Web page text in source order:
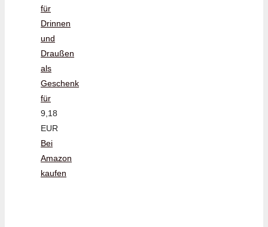
für
Drinnen
und
Draußen
als
Geschenk
für
9,18
EUR
Bei
Amazon
kaufen